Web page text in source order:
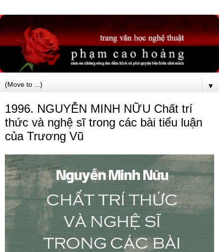
▼
1996. NGUYỄN MINH NỮU Chất trí
thức và nghệ sĩ trong các bài tiểu luận
của Trương Vũ